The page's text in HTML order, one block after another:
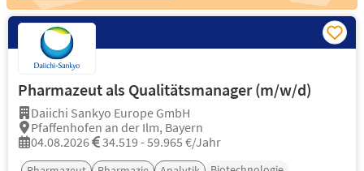
Pharmazeut als Qualitätsmanager (m/w/d)
Daiichi Sankyo Europe GmbH
Pfaffenhofen an der Ilm, Bayern
04.08.2026
34.519 - 59.965 €/Jahr